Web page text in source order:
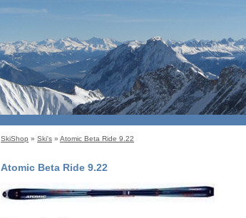
SkiShop » Ski's » Atomic Beta Ride 9.22
Atomic Beta Ride 9.22